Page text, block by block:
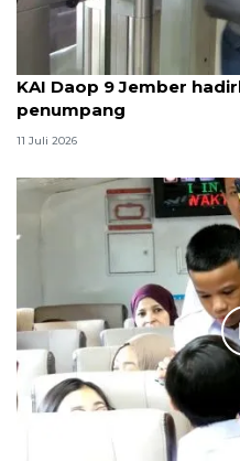
KAI Daop 9 Jember
penumpang
11 Juli 2026